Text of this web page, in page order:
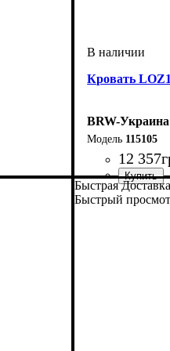
Кровать
BRW-Украина
115105
12 357
ширина, мм:
высота, мм:
глубина, мм:
Быстрая Доставка
Быстрый